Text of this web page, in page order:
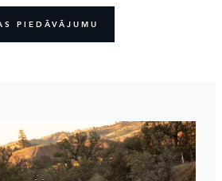
PIEDĀVĀJUMU